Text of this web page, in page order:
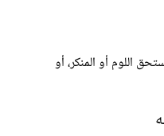
اللوم أو المنكر، أو